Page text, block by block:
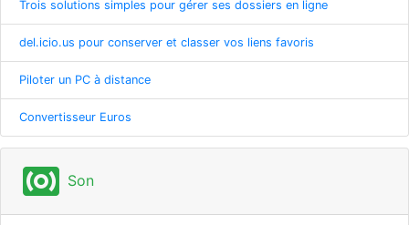
Trois solutions simples pour gérer ses dossiers en ligne
del.icio.us pour conserver et classer vos liens favoris
Piloter un PC à distance
Convertisseur Euros
surround_sound Son